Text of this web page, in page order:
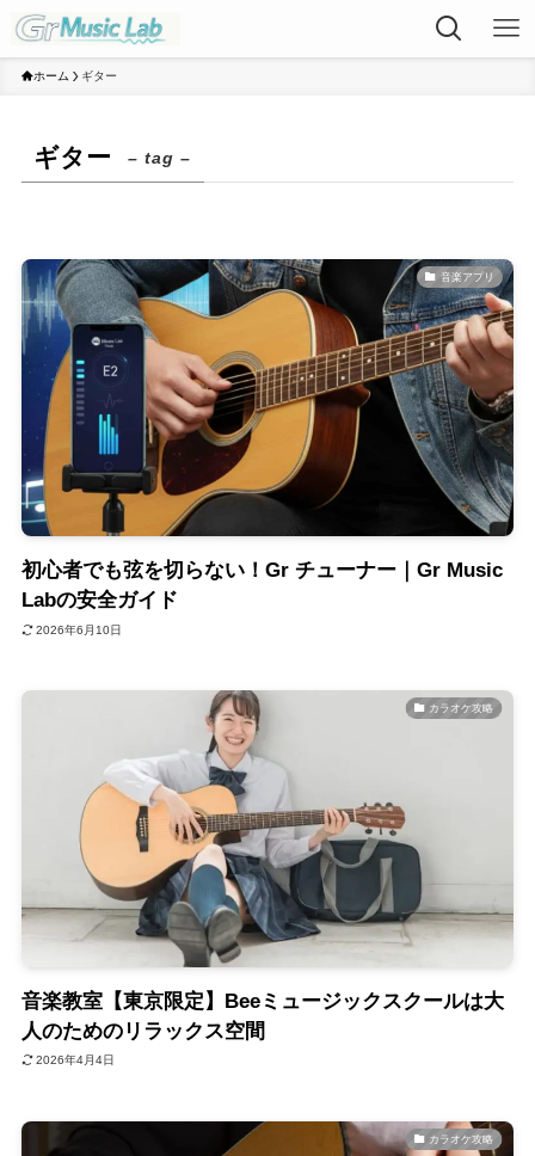
ホーム ギター
ギター – tag –
音楽アプリ
初心者でも弦を切らない！Gr チューナー｜Gr Music
Labの安全ガイド
2026年6月10日
カラオケ攻略
音楽教室【東京限定】Beeミュージックスクールは大
人のためのリラックス空間
2026年4月4日
カラオケ攻略